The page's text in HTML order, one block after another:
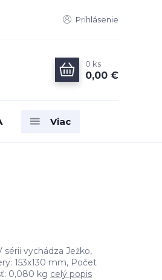
Prihlásenie
0 ks
0,00 €
Viac
vychádza Ježko,
153x130 mm, Počet
0,080 kg celý popis